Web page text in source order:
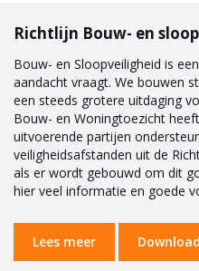
Richtlijn Bouw- en
Bouw- en Sloopveiligheid is
aandacht vraagt. We bouwen
een steeds grotere uitdaging
Bouw- en Woningtoezicht
uitvoerende partijen
veiligheidsafstanden uit de
als er wordt gebouwd om dit
hier veel informatie en goede
Lees meer Download